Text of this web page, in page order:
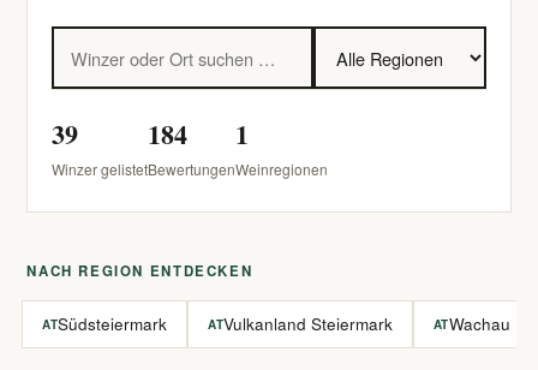
39
Winzer gelistet
184
Bewertungen
1
Weinregionen
NACH REGION ENTDECKEN
ATSüdsteiermark ATVulkanland Steiermark ATWachau